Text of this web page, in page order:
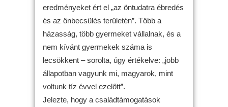
eredményeket ért el „az öntudatra ébredés
és az önbecsülés területén”. Több a
házasság, több gyermeket vállalnak, és a
nem kívánt gyermekek száma is
lecsökkent – sorolta, úgy értékelve: „jobb
állapotban vagyunk mi, magyarok, mint
voltunk tíz évvel ezelőtt”.
Jelezte, hogy a családtámogatások